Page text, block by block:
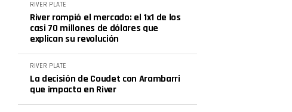
RIVER PLATE
River rompió el mercado: el 1x1 de los
casi 70 millones de dólares que
explican su revolución
RIVER PLATE
La decisión de Coudet con Arambarri
que impacta en River